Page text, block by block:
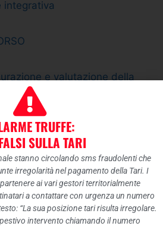
integrativa
e valutazione della
Performance
dei premi
TRUFFE:
SULLA TARI
stanno circolando sms fraudolenti che
irregolarità nel pagamento della Tari. I
ai vari gestori territorialmente
a contattare con urgenza un numero
“La sua posizione tari risulta irregolare.
intervento chiamando il numero